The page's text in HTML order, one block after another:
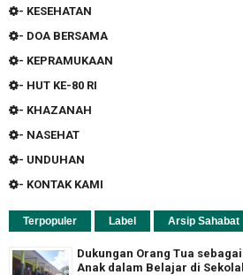
- KESEHATAN
- DOA BERSAMA
- KEPRAMUKAAN
- HUT KE-80 RI
- KHAZANAH
- NASEHAT
- UNDUHAN
- KONTAK KAMI
Terpopuler Label Arsip Sahabat
Dukungan Orang Tua
Anak dalam Belajar di